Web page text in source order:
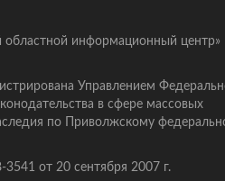
информационный центр»
Управлением
в сфере массовых
по Приволжскому
от 20 сентября 2007 г.